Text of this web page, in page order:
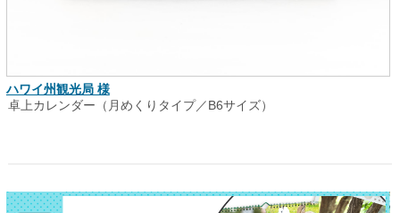
ハワイ州観光局 様
卓上カレンダー（月めくりタイプ／B6サイズ）